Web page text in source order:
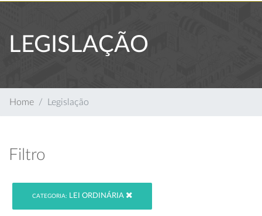
LEGISLAÇÃO
Home Legislação
Filtro
CATEGORIA: LEI ORDINÁRIA